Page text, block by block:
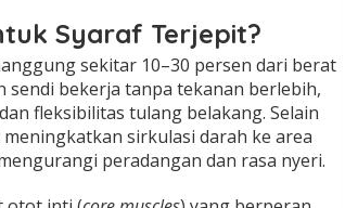
Syaraf Terjepit?
sekitar 10–30 persen dari berat
sendi bekerja tanpa tekanan berlebih,
fleksibilitas tulang belakang. Selain
sirkulasi darah ke area
peradangan dan rasa nyeri.